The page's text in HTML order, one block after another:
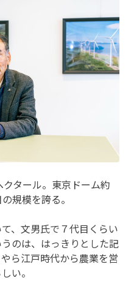
タール。東京ドーム約
規模を誇る。
、文男氏で７代目くらい
のは、はっきりとした記
ら江戸時代から農業を営
い。